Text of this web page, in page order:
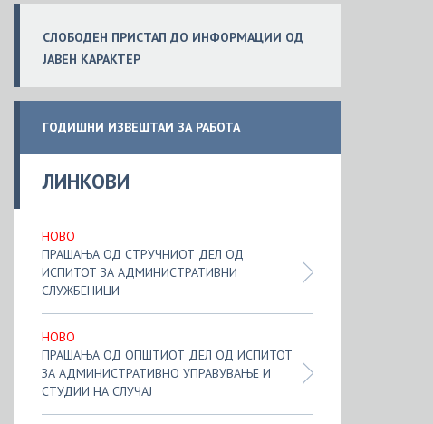
СЛОБОДЕН ПРИСТАП ДО ИНФОРМАЦИИ ОД
ЈАВЕН КАРАКТЕР
ГОДИШНИ ИЗВЕШТАИ ЗА РАБОТА
ЛИНКОВИ
НОВО
ПРАШАЊА ОД СТРУЧНИОТ ДЕЛ ОД
ИСПИТОТ ЗА АДМИНИСТРАТИВНИ
СЛУЖБЕНИЦИ
НОВО
ПРАШАЊА ОД ОПШТИОТ ДЕЛ ОД ИСПИТОТ
ЗА АДМИНИСТРАТИВНО УПРАВУВАЊЕ И
СТУДИИ НА СЛУЧАЈ